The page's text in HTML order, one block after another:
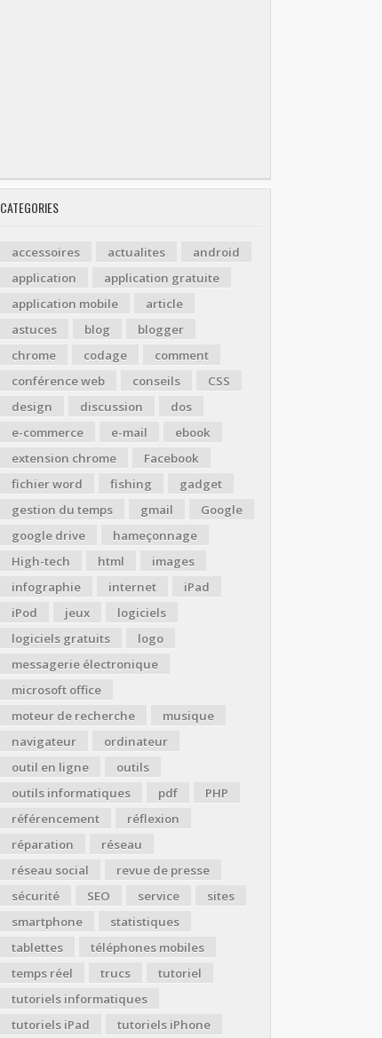
CATEGORIES
accessoires actualites
android
application
application gratuite
application mobile
article
astuces
blog
blogger
chrome
codage
comment
conférence web
conseils
CSS
design
discussion
dos
e-commerce
e-mail
ebook
extension chrome
Facebook
fichier word
fishing
gadget
gestion du temps
gmail
Google
google drive
hameçonnage
High-tech
html
images
infographie
internet
iPad
iPod
jeux
logiciels
logiciels gratuits
logo
messagerie électronique
microsoft office
moteur de recherche
musique
navigateur
ordinateur
outil en ligne
outils
outils informatiques
pdf
PHP
référencement
réflexion
réparation
réseau
réseau social
revue de presse
sécurité
SEO service
sites
smartphone
statistiques
tablettes
téléphones mobiles
temps réel
trucs
tutoriel
tutoriels informatiques
tutoriels iPad
tutoriels iPhone